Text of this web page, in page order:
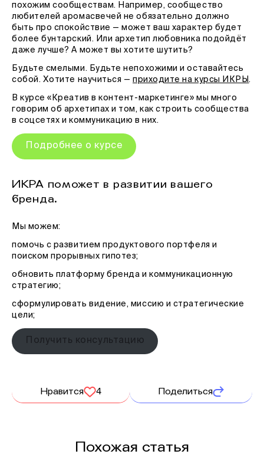
похожим сообществам. Например, сообщество
любителей аромасвечей не обязательно должно
быть про спокойствие — может ваш характер будет
более бунтарский. Или архетип любовника подойдёт
даже лучше? А может вы хотите шутить?
Будьте смелыми. Будьте непохожими и оставайтесь
собой. Хотите научиться —приходите на курсы ИКРЫ .
В курсе «Креатив в контент-маркетинге» мы много
говорим об архетипах и том, как строить сообщества
в соцсетях и коммуникацию в них.
Подробнее о курсе
ИКРА поможет в развитии вашего
бренда.
Мы можем:
помочь с развитием продуктового портфеля и
поиском прорывных гипотез;
обновить платформу бренда и коммуникационную
стратегию;
сформулировать видение, миссию и стратегические
цели;
Получить консультацию
Нравится 4 Поделиться
Похожая статья